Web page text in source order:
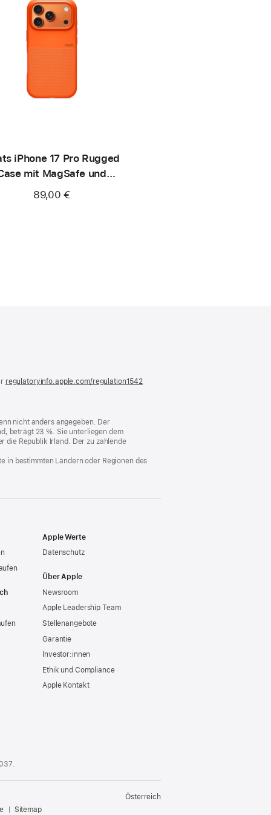
iPhone 17 Pro Rugged
mit MagSafe und
- Nevada
Orange
89,00 €
regulatoryinfo.apple.com/regulation1542
nicht anders angegeben. Der
beträgt 23 %. Sie unterliegen dem
die Republik Irland. Der zu zahlende
in bestimmten Ländern oder Regionen des
Apple Werte
Datenschutz
Über Apple
Newsroom
Apple Leadership Team
Stellenangebote
Garantie
Investor:innen
Ethik und Compliance
Apple Kontakt
.
Sitemap
Österreich